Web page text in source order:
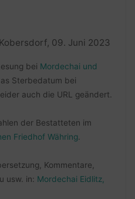
bei Mordechai und
Sterbedatum bei
auch die URL geändert.
der Bestatteten im
Friedhof Währing
Kommentare,
usw. in: Mordechai Eidlitz,